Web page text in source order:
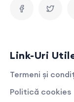
Link-Uri
Termeni și
Politică cookies